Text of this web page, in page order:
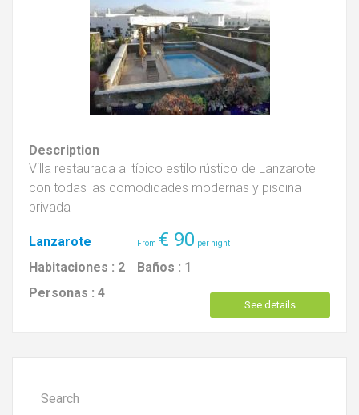
Description
Villa restaurada al típico estilo rústico de Lanzarote
con todas las comodidades modernas y piscina
privada
Lanzarote € 90
Habitaciones : 2 Baños : 1
Personas : 4
See details